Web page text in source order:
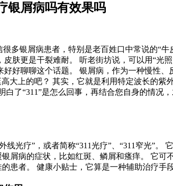
银屑病吗有效果吗
多银屑病患者，特别是老百姓口中常说的“
肤更是干裂难耐。 听老街坊说，可以用“光
好聊聊这个话题。 银屑病，作为一种慢性
大上的吧？ 其实，它就是利用特定波长的
白了“311”是怎么回事，再结合您自身的情
线光疗”，或者简称“311光疗”、“311窄光”
屑病的症状，比如红斑、鳞屑和瘙痒。 它
患者。 健康小贴士，它算是一种辅助治疗手